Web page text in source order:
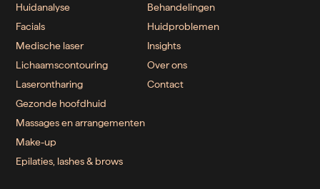
Huidanalyse
Facials
Medische laser
Lichaamscontouring
Laserontharing
Gezonde hoofdhuid
Massages en arrangementen
Make-up
Epilaties, lashes & brows
Behandelingen
Huidproblemen
Insights
Over ons
Contact